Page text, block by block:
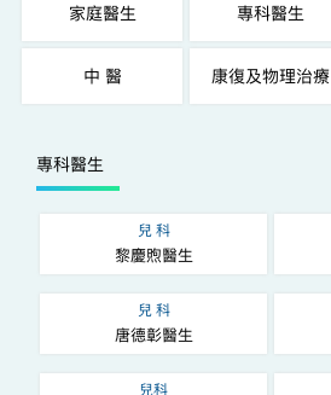
家庭醫生 專科醫生
中 醫 康復及物理治療
專科醫生
兒 科
黎慶煦醫生
兒 科
唐德彰醫生
兒科